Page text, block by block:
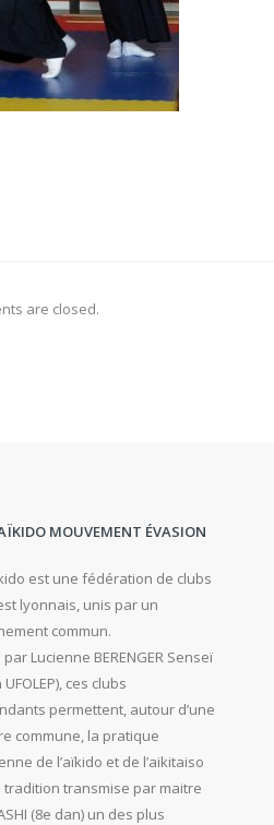
are closed.
MOUVEMENT ÉVASION
est une fédération de clubs
lyonnais, unis par un
commun.
Lucienne BERENGER Senseï
ces clubs
permettent, autour d’une
commune, la pratique
de l’aïkido et de l’aikitaiso
tradition transmise par maitre
(8e dan) un des plus